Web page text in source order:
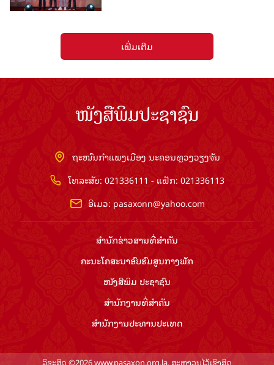
ເພີ່ມເຕີມ
ໜັງສືພິມປະຊາຊົນ
ຖະໜົນກຳແພງເມືອງ ນະຄອນຫຼວງວຽງຈັນ
ໂທລະສັບ: 021336111 - ແຟັກ: 021336113
ອີເມວ: pasaxonn@yahoo.com
ສຳ​ນັກ​ຂ່າວ​ສານ​ທີ່​ສຳ​ຄັນ​
ຄະນະໂຄສະນາອົບຮົມ​ສູນ​ກາງ​ພັກ
ໜັງສືພິມ ປະ​ຊາ​ຊົນ
ສຳ​ນັກ​ງານ​ທີ່​ສຳ​ຄັນ
ສຳ​ນັກ​ງານ​ປະ​ທານ​ປະ​ເທດ
ລິຂະສິດ ©2026 www.pasaxon.org.la. ສະຫງວນໄວ້ເຊິງສິດ